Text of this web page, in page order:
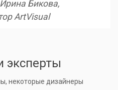
Бикова,
ArtVisual
эксперты
некоторые дизайнеры